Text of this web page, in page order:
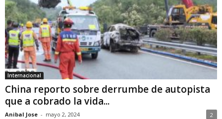
Internacional
China reporto sobre derrumbe de autopista
que a cobrado la vida...
Anibal Jose - mayo 2, 2024 2